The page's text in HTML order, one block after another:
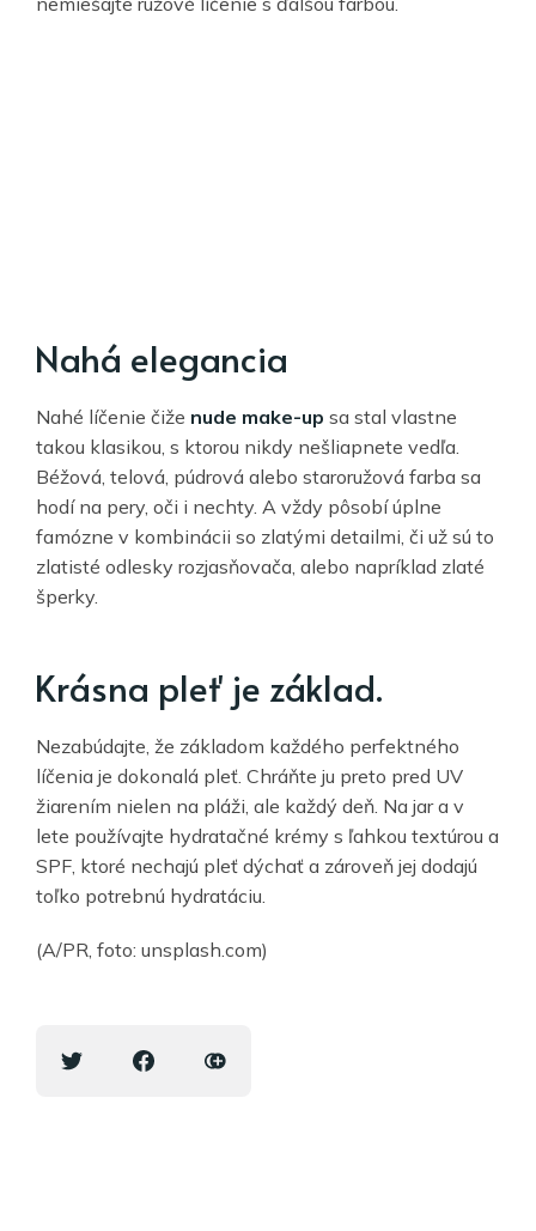
Nahá elegancia
Nahé líčenie čiže nude make-up sa stal vlastne
takou klasikou, s ktorou nikdy nešliapnete vedľa.
Béžová, telová, púdrová alebo staroružová farba sa
hodí na pery, oči i nechty. A vždy pôsobí úplne
famózne v kombinácii so zlatými detailmi, či už sú to
zlatisté odlesky rozjasňovača, alebo napríklad zlaté
šperky.
Krásna pleť je základ.
Nezabúdajte, že základom každého perfektného
líčenia je dokonalá pleť. Chráňte ju preto pred UV
žiarením nielen na pláži, ale každý deň. Na jar a v
lete používajte hydratačné krémy s ľahkou textúrou a
SPF, ktoré nechajú pleť dýchať a zároveň jej dodajú
toľko potrebnú hydratáciu.
(A/PR, foto: unsplash.com)